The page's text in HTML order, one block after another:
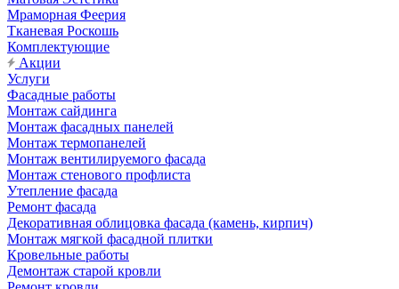
Мраморная Феерия
Тканевая Роскошь
Комплектующие
Акции
Услуги
Фасадные работы
Монтаж сайдинга
Монтаж фасадных панелей
Монтаж термопанелей
Монтаж вентилируемого фасада
Монтаж стенового профлиста
Утепление фасада
Ремонт фасада
Декоративная облицовка фасада (камень, кирпич)
Монтаж мягкой фасадной плитки
Кровельные работы
Демонтаж старой кровли